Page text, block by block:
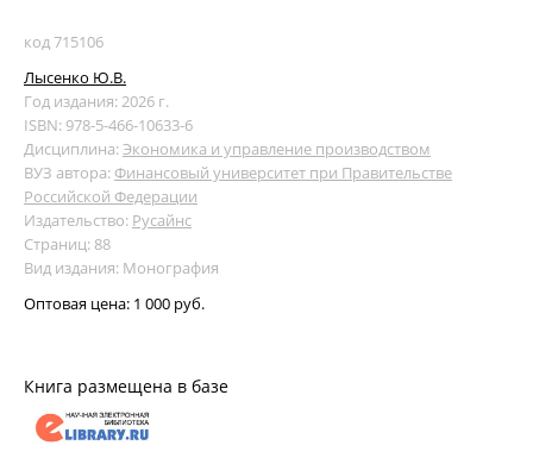
код 715106
Лысенко Ю.В.
Год издания: 2026 г.
ISBN: 978-5-466-10633-6
Дисциплина:Экономика и управление производством
ВУЗ автора: Финансовый университет при Правительстве
Российской Федерации
Издательство: Русайнс
Страниц: 88
Вид издания: Монография
Оптовая цена: 1 000 руб.
Книга размещена в базе